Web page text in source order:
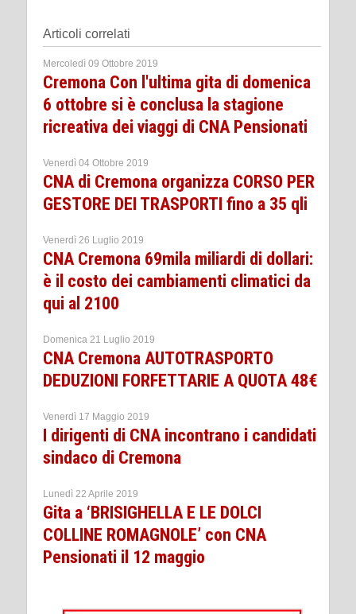
Articoli correlati
Mercoledì 09 Ottobre 2019
Cremona Con l'ultima gita di domenica
6 ottobre si è conclusa la stagione
ricreativa dei viaggi di CNA Pensionati
Venerdì 04 Ottobre 2019
CNA di Cremona organizza CORSO PER
GESTORE DEI TRASPORTI fino a 35 qli
Venerdì 26 Luglio 2019
CNA Cremona 69mila miliardi di dollari:
è il costo dei cambiamenti climatici da
qui al 2100
Domenica 21 Luglio 2019
CNA Cremona AUTOTRASPORTO
DEDUZIONI FORFETTARIE A QUOTA 48€
Venerdì 17 Maggio 2019
I dirigenti di CNA incontrano i candidati
sindaco di Cremona
Lunedì 22 Aprile 2019
Gita a ‘BRISIGHELLA E LE DOLCI
COLLINE ROMAGNOLE’ con CNA
Pensionati il 12 maggio